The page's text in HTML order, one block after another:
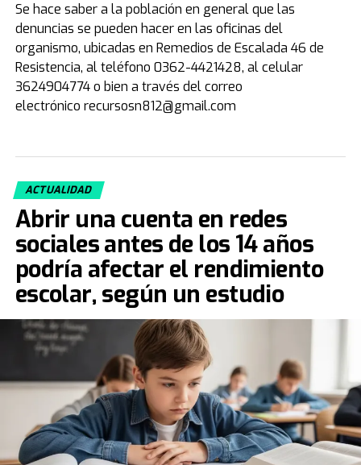
Se hace saber a la población en general que las
denuncias se pueden hacer en las oficinas del
organismo, ubicadas en Remedios de Escalada 46 de
Resistencia, al teléfono 0362-4421428, al celular
3624904774 o bien a través del correo
electrónico recursosn812@gmail.com
ACTUALIDAD
Abrir una cuenta en redes
sociales antes de los 14 años
podría afectar el rendimiento
escolar, según un estudio